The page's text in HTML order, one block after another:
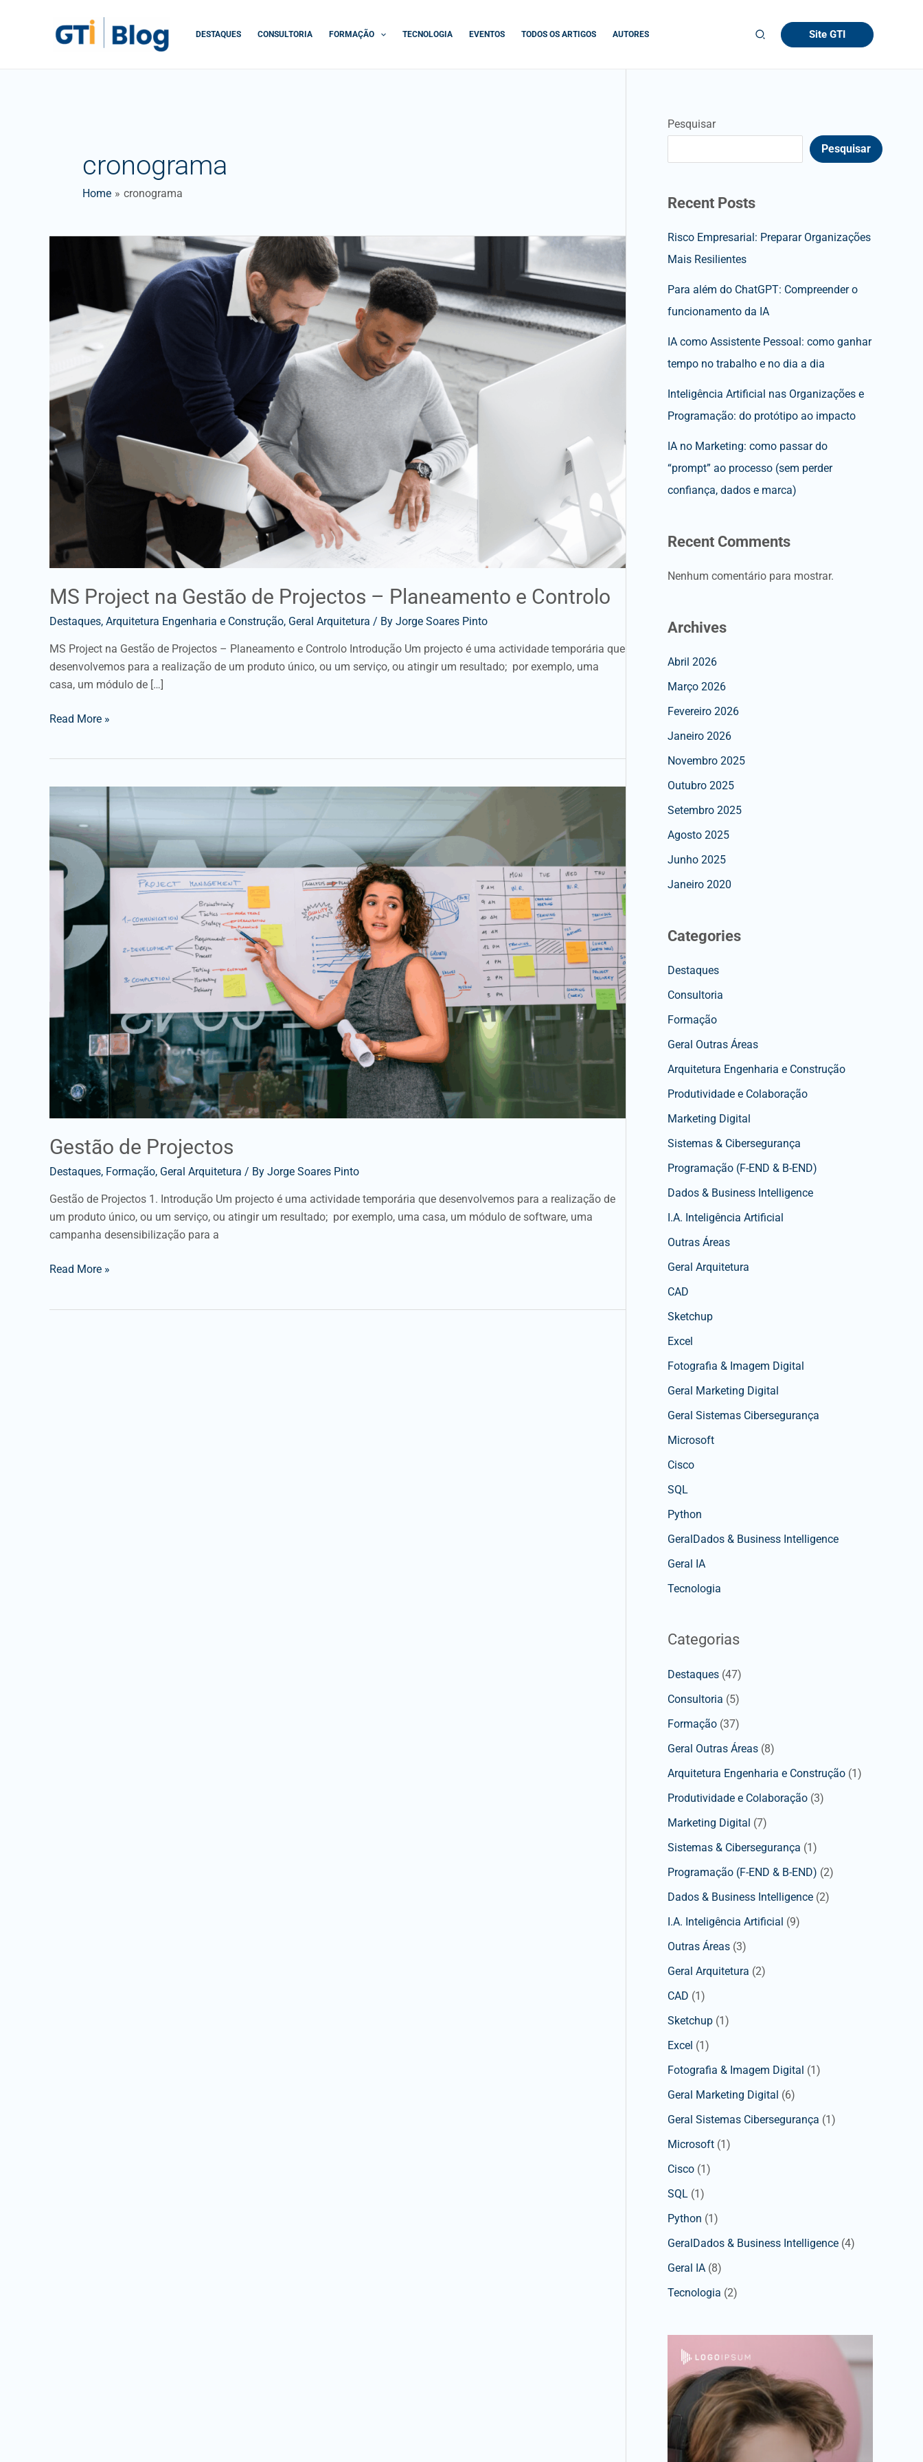
DESTAQUES CONSULTORIA FORMAÇÃO TECNOLOGIA EVENTOS TODOS OS ARTIGOS AUTORES Site GTI
cronograma
Home cronograma
MS Project na Gestão de Projectos – Planeamento e Controlo
Destaques, Arquitetura Engenharia e Construção, Geral Arquitetura / By Jorge Soares Pinto
MS Project na Gestão de Projectos – Planeamento e Controlo Introdução Um projecto é uma actividade temporária que
desenvolvemos para a realização de um produto único, ou um serviço, ou atingir um resultado; por exemplo, uma
casa, um módulo de […]
de
Projectos
Planeamento
Controlo
Read More »
Gestão de Projectos
Destaques, Formação, Geral Arquitetura / By Jorge Soares Pinto
Gestão de Projectos 1. Introdução Um projecto é uma actividade temporária que desenvolvemos para a realização de
um produto único, ou um serviço, ou atingir um resultado; por exemplo, uma casa, um módulo de software, uma
campanha desensibilização para a
de
Projectos
Read More »
Pesquisar
Pesquisar
Recent Posts
Risco Empresarial: Preparar Organizações
Mais Resilientes
Para além do ChatGPT: Compreender o
funcionamento da IA
IA como Assistente Pessoal: como ganhar
tempo no trabalho e no dia a dia
Inteligência Artificial nas Organizações e
Programação: do protótipo ao impacto
IA no Marketing: como passar do
“prompt” ao processo (sem perder
confiança, dados e marca)
Recent Comments
Nenhum comentário para mostrar.
Archives
Abril 2026
Março 2026
Fevereiro 2026
Janeiro 2026
Novembro 2025
Outubro 2025
Setembro 2025
Agosto 2025
Junho 2025
Janeiro 2020
Categories
Destaques
Consultoria
Formação
Geral Outras Áreas
Arquitetura Engenharia e Construção
Produtividade e Colaboração
Marketing Digital
Sistemas & Cibersegurança
Programação (F-END & B-END)
Dados & Business Intelligence
I.A. Inteligência Artificial
Outras Áreas
Geral Arquitetura
CAD
Sketchup
Excel
Fotografia & Imagem Digital
Geral Marketing Digital
Geral Sistemas Cibersegurança
Microsoft
Cisco
SQL
Python
GeralDados & Business Intelligence
Geral IA
Tecnologia
Categorias
Destaques (47)
Consultoria (5)
Formação (37)
Geral Outras Áreas (8)
Arquitetura Engenharia e Construção (1)
Produtividade e Colaboração (3)
Marketing Digital (7)
Sistemas & Cibersegurança (1)
Programação (F-END & B-END) (2)
Dados & Business Intelligence (2)
I.A. Inteligência Artificial (9)
Outras Áreas (3)
Geral Arquitetura (2)
CAD (1)
Sketchup (1)
Excel (1)
Fotografia & Imagem Digital (1)
Geral Marketing Digital (6)
Geral Sistemas Cibersegurança (1)
Microsoft (1)
Cisco (1)
SQL (1)
Python (1)
GeralDados & Business Intelligence (4)
Geral IA (8)
Tecnologia (2)